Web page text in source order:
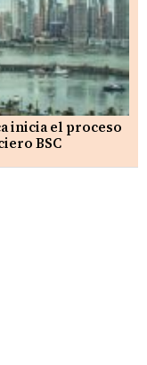
inicia el proceso
BSC